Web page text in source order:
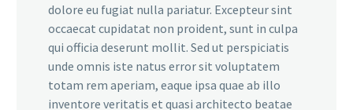
dolore eu fugiat nulla pariatur. Excepteur sint
occaecat cupidatat non proident, sunt in culpa
qui officia deserunt mollit. Sed ut perspiciatis
unde omnis iste natus error sit voluptatem
totam rem aperiam, eaque ipsa quae ab illo
inventore veritatis et quasi architecto beatae